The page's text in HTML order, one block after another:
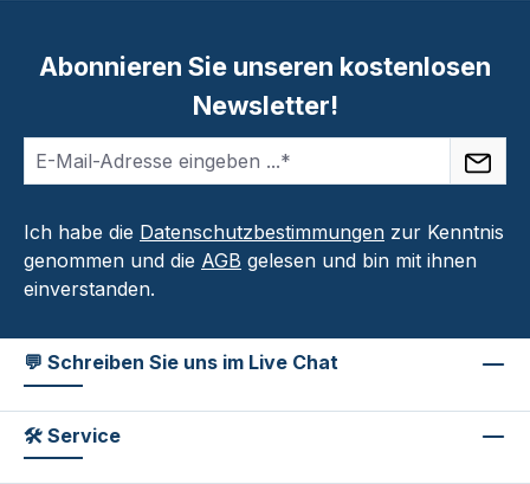
Abonnieren Sie unseren kostenlosen
Newsletter!
Ich habe die Datenschutzbestimmungen zur Kenntnis
genommen und die AGB gelesen und bin mit ihnen
einverstanden.
💬 Schreiben Sie uns im Live Chat
🛠 Service